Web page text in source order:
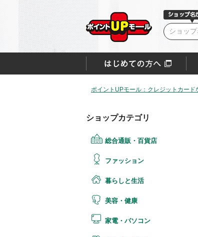
ポイントUPモール：クレジットカード
ショップカテゴリ
総合通販・百貨店
ファッション
暮らしと生活
美容・健康
家電・パソコン